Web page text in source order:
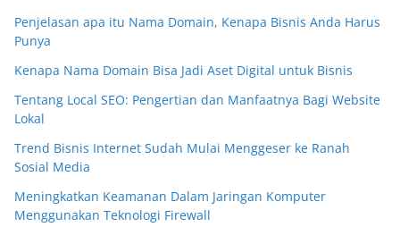
Penjelasan apa itu Nama Domain, Kenapa Bisnis Anda Harus
Punya
Kenapa Nama Domain Bisa Jadi Aset Digital untuk Bisnis
Tentang Local SEO: Pengertian dan Manfaatnya Bagi Website
Lokal
Trend Bisnis Internet Sudah Mulai Menggeser ke Ranah
Sosial Media
Meningkatkan Keamanan Dalam Jaringan Komputer
Menggunakan Teknologi Firewall